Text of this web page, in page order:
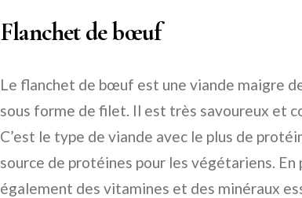
Flanchet de bœuf
Le flanchet de bœuf est une viande maigre
sous forme de filet. Il est très savoureux et
C’est le type de viande avec le plus de
source de protéines pour les végétariens.
également des vitamines et des minéraux